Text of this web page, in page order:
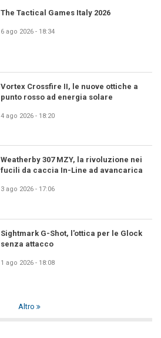
The Tactical Games Italy 2026
6 ago 2026 - 18:34
Vortex Crossfire II, le nuove ottiche a
punto rosso ad energia solare
4 ago 2026 - 18:20
Weatherby 307 MZY, la rivoluzione nei
fucili da caccia In-Line ad avancarica
3 ago 2026 - 17:06
Sightmark G-Shot, l'ottica per le Glock
senza attacco
1 ago 2026 - 18:08
Altro